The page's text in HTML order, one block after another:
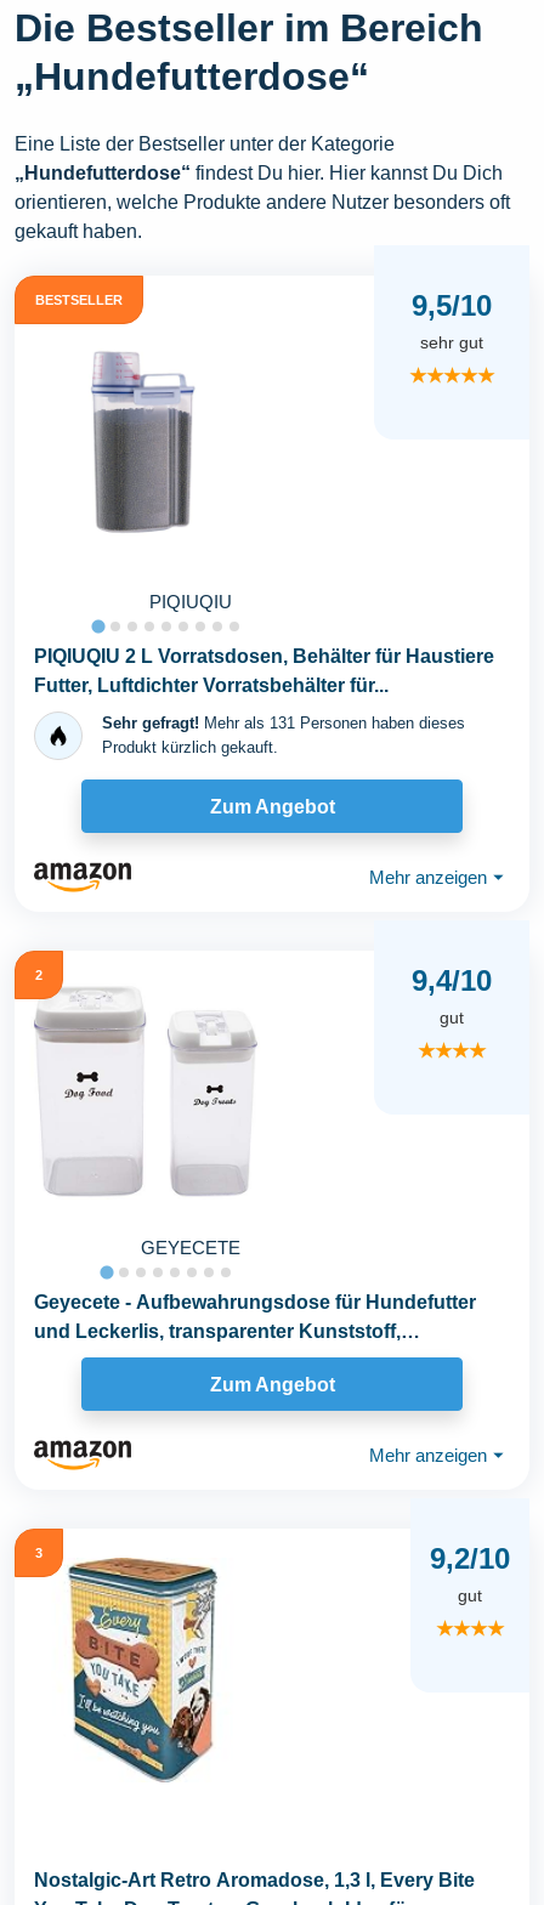
Die Bestseller im Bereich
„Hundefutterdose“
Eine Liste der Bestseller unter der Kategorie
„Hundefutterdose“ findest Du hier. Hier kannst Du Dich
orientieren, welche Produkte andere Nutzer besonders oft
gekauft haben.
BESTSELLER
PIQIUQIU
9,5/10
sehr gut
★★★★★
PIQIUQIU 2 L Vorratsdosen, Behälter für Haustiere
Futter, Luftdichter Vorratsbehälter für...
Sehr gefragt! Mehr als 131 Personen haben dieses
Produkt kürzlich gekauft.
Zum Angebot
Mehr anzeigen ⏷
2
GEYECETE
9,4/10
gut
★★★★
Geyecete - Aufbewahrungsdose für Hundefutter
und Leckerlis, transparenter Kunststoff,
Vorratsdose...
Zum Angebot
Mehr anzeigen ⏷
3 9,2/10
gut
★★★★
Nostalgic-Art Retro Aromadose, 1,3 l, Every Bite